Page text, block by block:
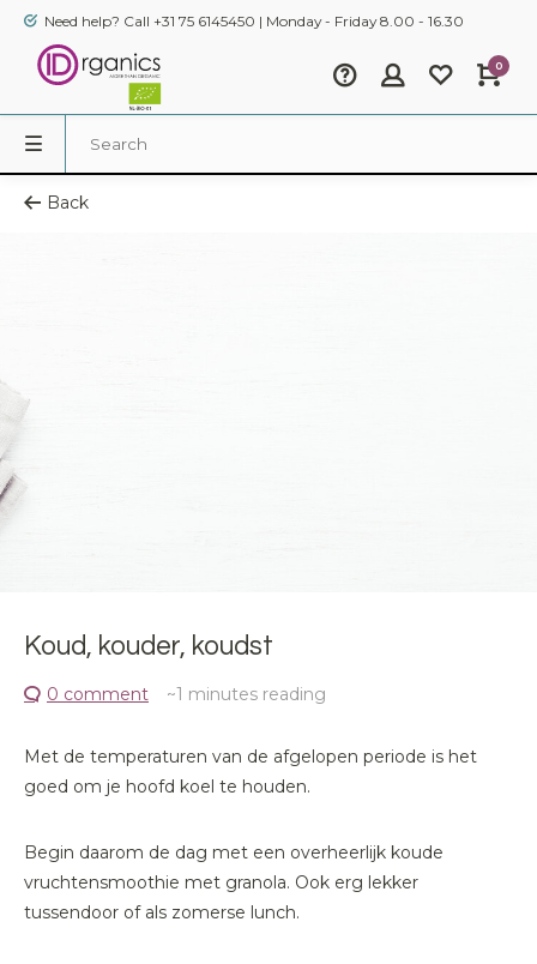
Need help? Call +31 75 6145450 | Monday - Friday 8.00 - 16.30
0
Back
Koud, kouder, koudst
0 comment ~1 minutes reading
Met de temperaturen van de afgelopen periode is het
goed om je hoofd koel te houden.
Begin daarom de dag met een overheerlijk koude
vruchtensmoothie met granola. Ook erg lekker
tussendoor of als zomerse lunch.